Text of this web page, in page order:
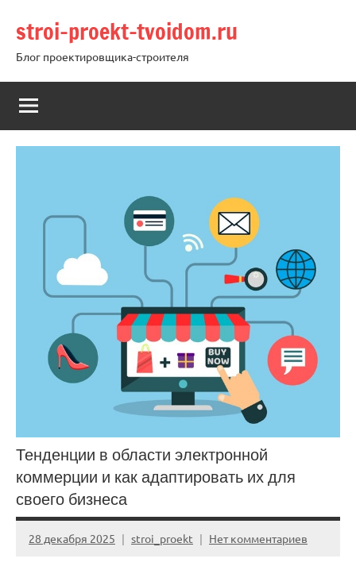
содержимому
stroi-proekt-tvoidom.ru
Блог проектировщика-строителя
Тенденции в области электронной
коммерции и как адаптировать их для
своего бизнеса
28 декабря 2025 stroi_proekt Нет комментариев